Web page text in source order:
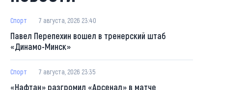
Спорт 7 августа, 2026 23:40
Павел Перепехин вошел в тренерский штаб
«Динамо-Минск»
Спорт 7 августа, 2026 23:35
«Нафтан» разгромил «Арсенал» в матче